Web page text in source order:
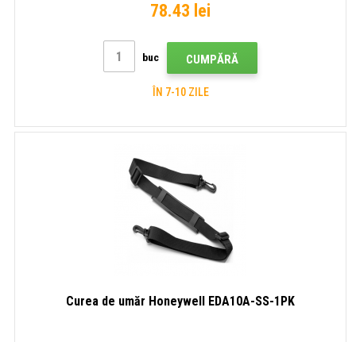
78.43 lei
buc CUMPĂRĂ
ÎN 7-10 ZILE
Curea de umăr Honeywell EDA10A-SS-1PK